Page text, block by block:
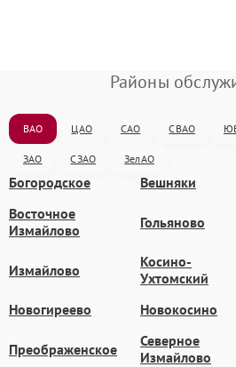
Районы
ВАО ЦАО САО СВАО
ЗАО СЗАО ЗелАО
Богородское Вешняки
Восточное
Измайлово
Гольяново
Измайлово
Косино-
Ухтомский
Новогиреево Новокосино
Преображенское
Северное
Измайлово